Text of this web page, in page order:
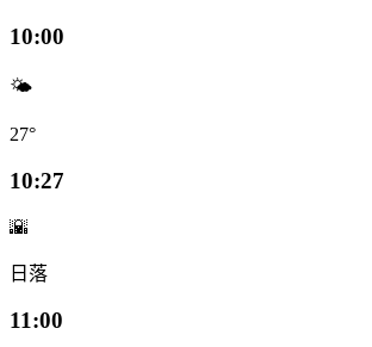
10:00
🌤️
27°
10:27
🌇
日落
11:00